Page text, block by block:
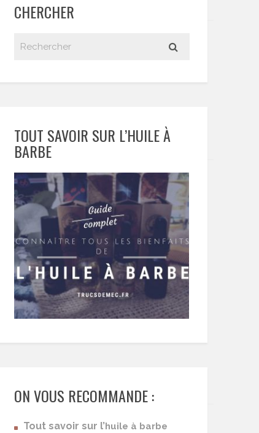
CHERCHER
TOUT SAVOIR SUR L’HUILE À
BARBE
ON VOUS RECOMMANDE :
Tout savoir sur l’ huile à barbe